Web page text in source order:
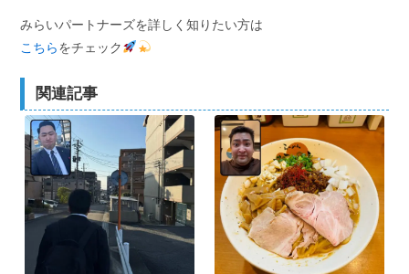
みらいパートナーズを詳しく知りたい方は
こちらをチェック
関連記事